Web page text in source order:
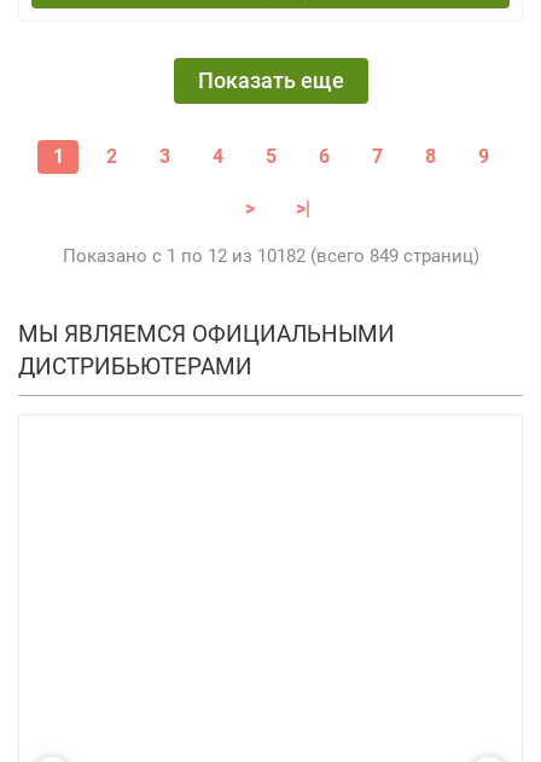
Показать еще
1 2 3 4 5 6 7 8 9
> >|
Показано с 1 по 12 из 10182 (всего 849 страниц)
МЫ ЯВЛЯЕМСЯ ОФИЦИАЛЬНЫМИ
ДИСТРИБЬЮТЕРАМИ